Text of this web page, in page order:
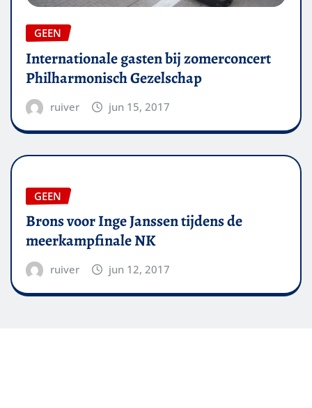
GEEN
Internationale gasten bij zomerconcert
Philharmonisch Gezelschap
ruiver jun 15, 2017
GEEN
Brons voor Inge Janssen tijdens de
meerkampfinale NK
ruiver jun 12, 2017